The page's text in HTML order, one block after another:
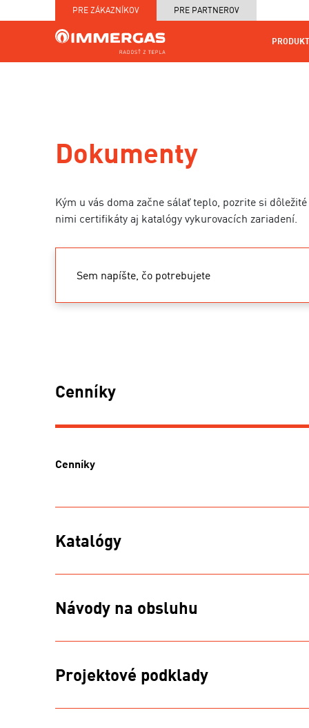
PRE ZÁKAZNÍKOV PRE PARTNEROV
Dokumenty
Kým u vás doma začne sálať teplo, pozrite si
nimi certifikáty aj katalógy vykurovacích zariadení.
Cenníky
Cenníky
Katalógy
Návody na obsluhu
Projektové podklady